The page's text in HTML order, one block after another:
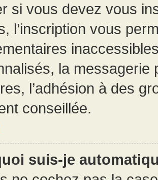
si vous devez vous
l’inscription vous
la messagerie
l’adhésion à des
conseillée.
suis-je